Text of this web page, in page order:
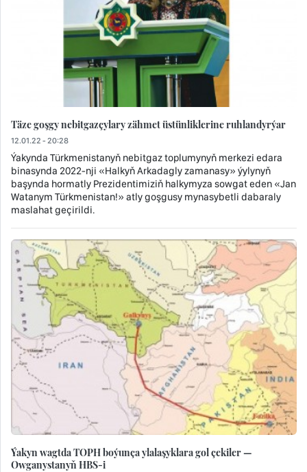
Täze goşgy nebitgazçylary zähmet üstünliklerine ruhlandyrýar
12.01.22 - 20:28
Ýakynda Türkmenistanyň nebitgaz toplumynyň merkezi edara
binasynda 2022-nji «Halkyň Arkadagly zamanasy» ýylynyň
başynda hormatly Prezidentimiziň halkymyza sowgat eden «Jan
Watanym Türkmenistan!» atly goşgusy mynasybetli dabaraly
maslahat geçirildi.
Ýakyn wagtda TOPH boýunça ylalaşyklara gol çekiler —
Owganystanyň HBS-i